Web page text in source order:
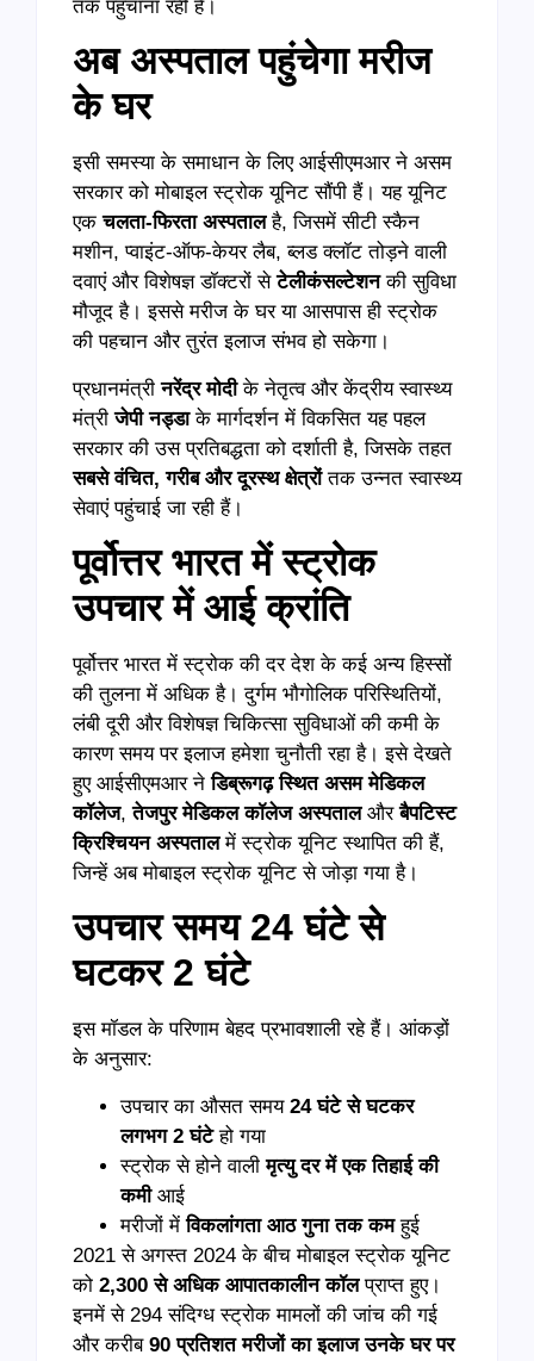
तक पहुंचाना रही है।
अब अस्पताल पहुंचेगा मरीज
के घर
इसी समस्या के समाधान के लिए आईसीएमआर ने असम
सरकार को मोबाइल स्ट्रोक यूनिट सौंपी हैं। यह यूनिट
एकचलता-फिरता अस्पतालहै, जिसमें सीटी स्कैन
मशीन, प्वाइंट-ऑफ-केयर लैब, ब्लड क्लॉट तोड़ने वाली
दवाएं और विशेषज्ञ डॉक्टरों सेटेलीकंसल्टेशनकी सुविधा
मौजूद है। इससे मरीज के घर या आसपास ही स्ट्रोक
की पहचान और तुरंत इलाज संभव हो सकेगा।
प्रधानमंत्रीनरेंद्र मोदीके नेतृत्व और केंद्रीय स्वास्थ्य
मंत्रीजेपी नड्डाके मार्गदर्शन में विकसित यह पहल
सरकार की उस प्रतिबद्धता को दर्शाती है, जिसके तहत
सबसे वंचित, गरीब और दूरस्थ क्षेत्रोंतक उन्नत स्वास्थ्य
सेवाएं पहुंचाई जा रही हैं।
पूर्वोत्तर भारत में स्ट्रोक
उपचार में आई क्रांति
पूर्वोत्तर भारत में स्ट्रोक की दर देश के कई अन्य हिस्सों
की तुलना में अधिक है। दुर्गम भौगोलिक परिस्थितियों,
लंबी दूरी और विशेषज्ञ चिकित्सा सुविधाओं की कमी के
कारण समय पर इलाज हमेशा चुनौती रहा है। इसे देखते
हुए आईसीएमआर नेडिब्रूगढ़ स्थित असम मेडिकल
कॉलेज,तेजपुर मेडिकल कॉलेज अस्पतालऔरबैपटिस्ट
क्रिश्चियन अस्पतालमें स्ट्रोक यूनिट स्थापित की हैं,
जिन्हें अब मोबाइल स्ट्रोक यूनिट से जोड़ा गया है।
उपचार समय 24 घंटे से
घटकर 2 घंटे
इस मॉडल के परिणाम बेहद प्रभावशाली रहे हैं। आंकड़ों
के अनुसार:
उपचार का औसत समय 24 घंटे से घटकर
लगभग 2 घंटेहो गया
स्ट्रोक से होने वालीमृत्यु दर में एक तिहाई की
कमीआई
मरीजों मेंविकलांगता आठ गुना तक कमहुई
2021 से अगस्त 2024 के बीच मोबाइल स्ट्रोक यूनिट
को 2,300 से अधिक आपातकालीन कॉलप्राप्त हुए।
इनमें से 294 संदिग्ध स्ट्रोक मामलों की जांच की गई
और करीब 90 प्रतिशत मरीजों का इलाज उनके घर पर